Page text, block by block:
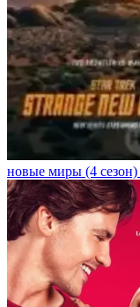
новые миры (4 сезон)